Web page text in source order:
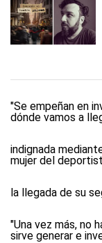
"Se empeñan en
dónde vamos a
indignada
mujer del
la llegada de su
"Una vez más, no
sirve generar e